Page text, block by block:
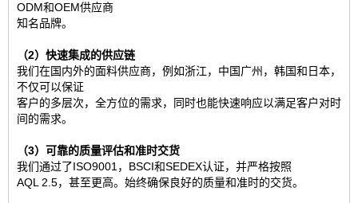
ODM和OEM供应商
知名品牌。
（2）快速集成的供应链
我们在国内外的面料供应商，例如浙江，中国广州，韩国和日本，
不仅可以保证
客户的多层次，全方位的需求，同时也能快速响应以满足客户对时
间的需求。
（3）可靠的质量评估和准时交货
我们通过了ISO9001，BSCI和SEDEX认证，并严格按照
AQL 2.5，甚至更高。始终确保良好的质量和准时的交货。